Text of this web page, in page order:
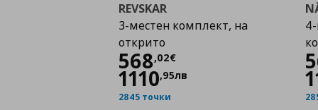
REVSKAR
3-местен комплект, на
открито
568,02€
Цена568,02 €
1110,95лв
2845 точки